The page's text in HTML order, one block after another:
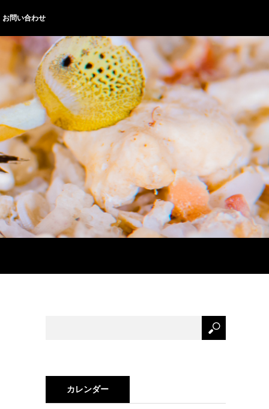
お問い合わせ
カレンダー